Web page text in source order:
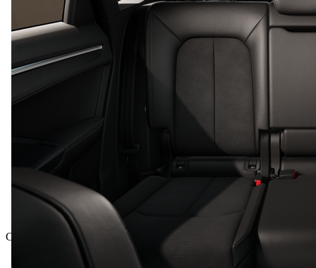
Celková cena vč. DPH